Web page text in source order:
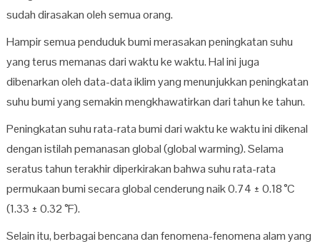
sudah dirasakan oleh semua orang.
Hampir semua penduduk bumi merasakan peningkatan suhu
yang terus memanas dari waktu ke waktu. Hal ini juga
dibenarkan oleh data-data iklim yang menunjukkan peningkatan
suhu bumi yang semakin mengkhawatirkan dari tahun ke tahun.
Peningkatan suhu rata-rata bumi dari waktu ke waktu ini dikenal
dengan istilah pemanasan global (global warming). Selama
seratus tahun terakhir diperkirakan bahwa suhu rata-rata
permukaan bumi secara global cenderung naik 0.74 ± 0.18 °C
(1.33 ± 0.32 °F).
Selain itu, berbagai bencana dan fenomena-fenomena alam yang